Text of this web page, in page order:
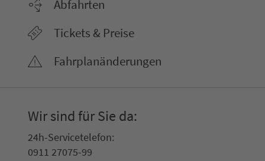
Abfahrten
Tickets & Preise
Fahr­plan­ände­rungen
Wir sind für Sie da:
24h-Ser­vice­te­le­fon:
0911 27075-99